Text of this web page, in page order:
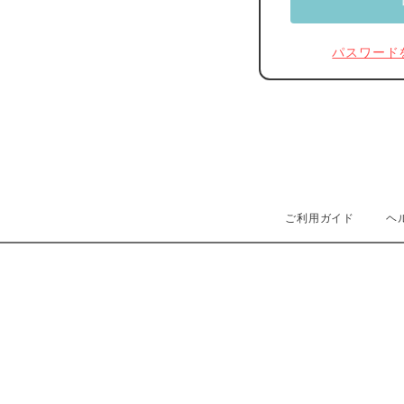
パスワード
ご利用ガイド ヘ